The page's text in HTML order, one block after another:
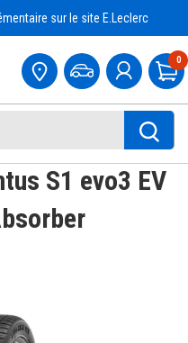
sur le site E.Leclerc
0
S1 evo3 EV